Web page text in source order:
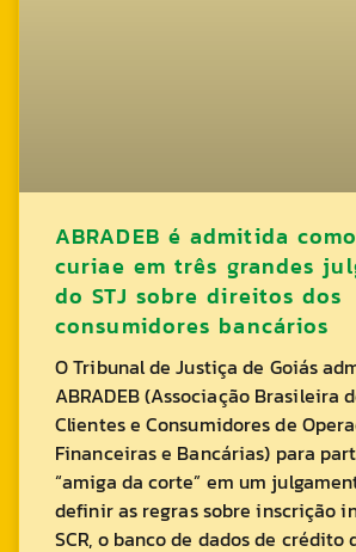
ABRADEB é admitida
curiae em três grandes
do STJ sobre direitos dos
consumidores bancários
O Tribunal de Justiça de Goiás
ABRADEB (Associação Brasileira
Clientes e Consumidores de
Financeiras e Bancárias) para
“amiga da corte” em um
definir as regras sobre inscrição
SCR, o banco de dados de crédito